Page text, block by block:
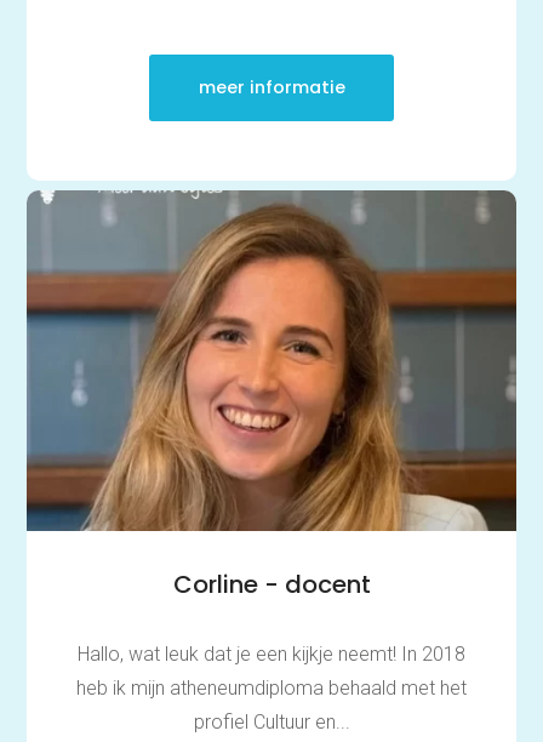
meer informatie
Corline - docent
Hallo, wat leuk dat je een kijkje neemt! In 2018
heb ik mijn atheneumdiploma behaald met het
profiel Cultuur en...